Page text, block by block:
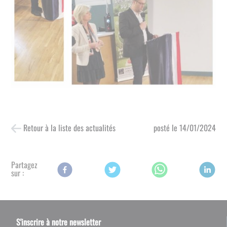
Retour à la liste des actualités posté le 14/01/2024
Partagez
sur :
S'inscrire à notre newsletter